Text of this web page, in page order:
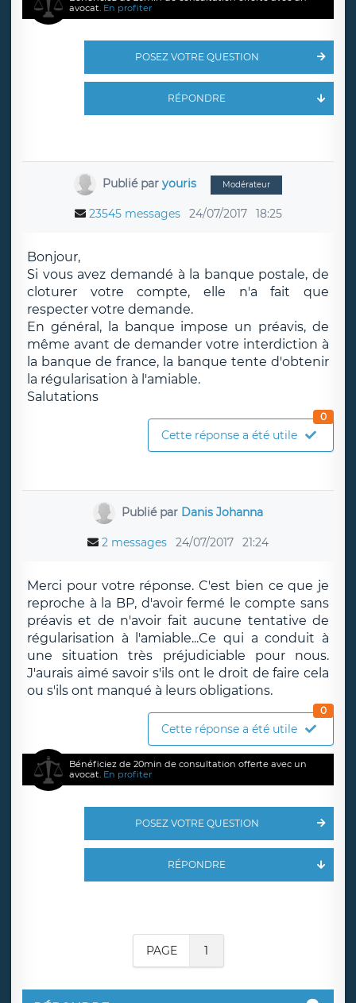
avocat. En profiter
POSEZ VOTRE QUESTION
RÉPONDRE
Publié par youris Modérateur
23545 messages 24/07/2017 18:25
Bonjour,
Si vous avez demandé à la banque postale, de
cloturer votre compte, elle n'a fait que
respecter votre demande.
En général, la banque impose un préavis, de
même avant de demander votre interdiction à
la banque de france, la banque tente d'obtenir
la régularisation à l'amiable.
Salutations
Cette réponse a été utile
0
Publié par Danis Johanna
2 messages 24/07/2017 21:24
Merci pour votre réponse. C'est bien ce que je
reproche à la BP, d'avoir fermé le compte sans
préavis et de n'avoir fait aucune tentative de
régularisation à l'amiable...Ce qui a conduit à
une situation très préjudiciable pour nous.
J'aurais aimé savoir s'ils ont le droit de faire cela
ou s'ils ont manqué à leurs obligations.
Cette réponse a été utile
0
Bénéficiez de 20min de consultation offerte avec un
avocat. En profiter
POSEZ VOTRE QUESTION
RÉPONDRE
PAGE 1